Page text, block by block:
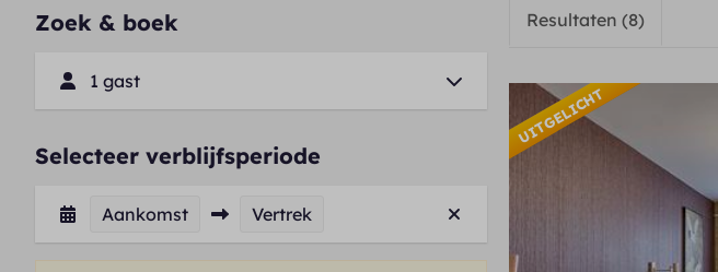
Zoek & boek
1 gast
Selecteer verblijfsperiode
Aankomst Vertrek
Resultaten (8)
UITGELICHT